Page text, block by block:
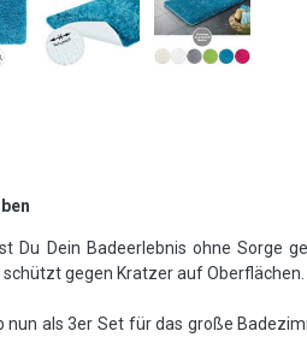
Dein Badeerlebnis ohne Sorge
gegen Kratzer auf Oberflächen.
als 3er Set für das große